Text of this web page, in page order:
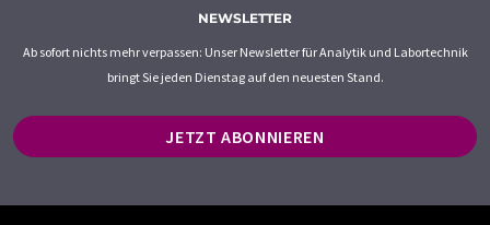
NEWSLETTER
Ab sofort nichts mehr verpassen: Unser Newsletter für Analytik und Labortechnik
bringt Sie jeden Dienstag auf den neuesten Stand.
JETZT ABONNIEREN